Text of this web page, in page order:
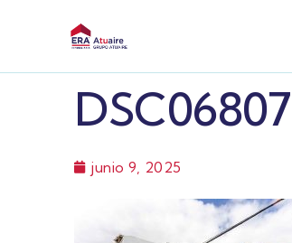
DSC06807
junio 9, 2025